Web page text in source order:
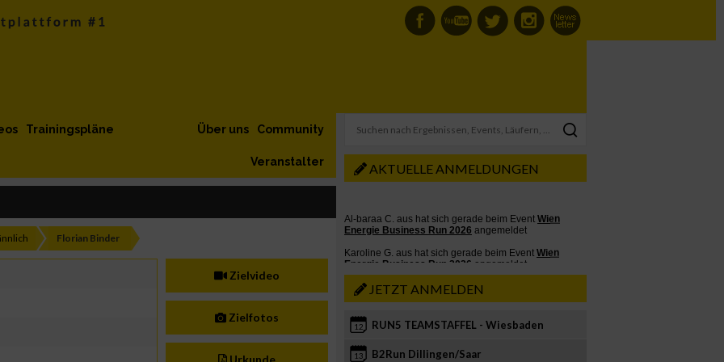
Trainingspläne Community
Über uns
Veranstalter
Florian Binder
Zielvideo
Zielfotos
Urkunde
AKTUELLE ANMELDUNGEN
JETZT ANMELDEN
12 RUN5 TEAMSTAFFEL - Wiesbaden
13 B2Run Dillingen/Saar